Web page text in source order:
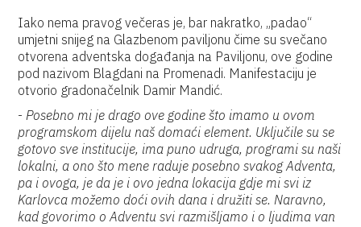
Iako nema pravog večeras je, bar nakratko, „padao“
umjetni snijeg na Glazbenom paviljonu čime su svečano
otvorena adventska događanja na Paviljonu, ove godine
pod nazivom Blagdani na Promenadi. Manifestaciju je
otvorio gradonačelnik Damir Mandić.
-Posebno mi je drago ove godine što imamo u ovom
programskom dijelu naš domaći element. Uključile su se
gotovo sve institucije, ima puno udruga, programi su naši
lokalni, a ono što mene raduje posebno svakog Adventa,
pa i ovoga, je da je i ovo jedna lokacija gdje mi svi iz
Karlovca možemo doći ovih dana i družiti se. Naravno,
kad govorimo o Adventu svi razmišljamo i o ljudima van